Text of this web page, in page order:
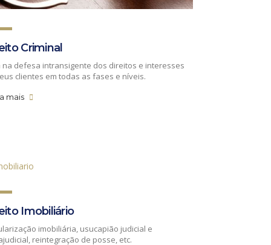
Criminal
na defesa intransigente dos direitos e interesses
clientes em todas as fases e níveis.
mais
Imobiliário
imobiliária, usucapião judicial e
reintegração de posse, etc.